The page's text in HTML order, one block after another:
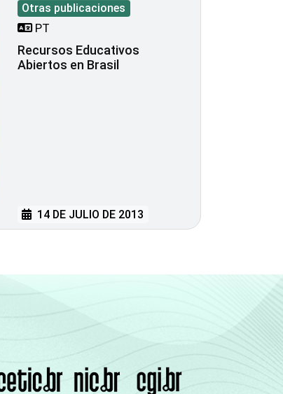
Otras publicaciones
PT
Recursos Educativos
Abiertos en Brasil
14 DE JULIO DE 2013